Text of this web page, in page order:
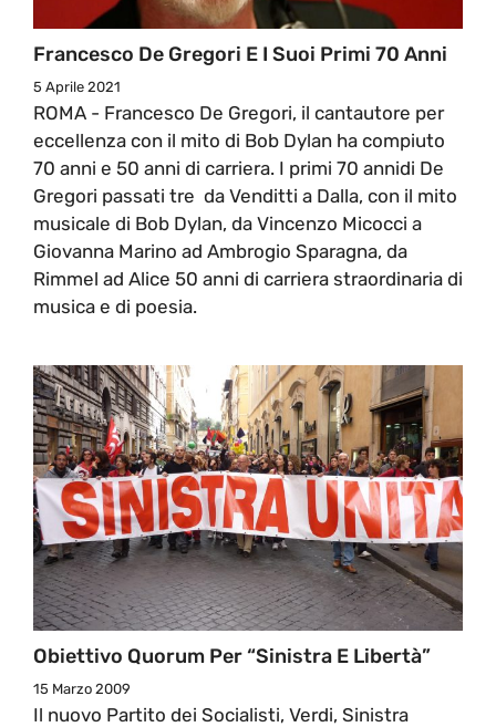
Francesco De Gregori E I Suoi Primi 70 Anni
5 Aprile 2021
ROMA - Francesco De Gregori, il cantautore per
eccellenza con il mito di Bob Dylan ha compiuto
70 anni e 50 anni di carriera. I primi 70 annidi De
Gregori passati tre da Venditti a Dalla, con il mito
musicale di Bob Dylan, da Vincenzo Micocci a
Giovanna Marino ad Ambrogio Sparagna, da
Rimmel ad Alice 50 anni di carriera straordinaria di
musica e di poesia.
Obiettivo Quorum Per “Sinistra E Libertà”
15 Marzo 2009
Il nuovo Partito dei Socialisti, Verdi, Sinistra